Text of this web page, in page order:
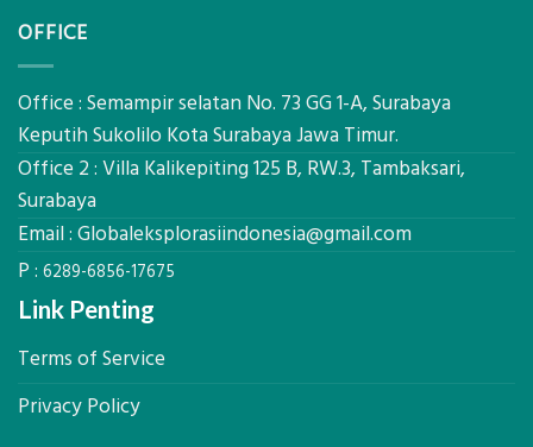
Ekplorasi.Menggunakan
Ukur
Presisi
Akurat
OFFICE
Office : Semampir selatan No. 73 GG 1-A, Surabaya
Keputih Sukolilo Kota Surabaya Jawa Timur.
Office 2 : Villa Kalikepiting 125 B, RW.3, Tambaksari,
Surabaya
Email : Globaleksplorasiindonesia@gmail.com
P : 6289-6856-17675
Link Penting
Terms of Service
Privacy Policy